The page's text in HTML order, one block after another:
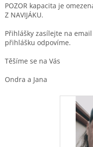
POZOR kapacita je
Z NAVIJÁKU.
Přihlášky zasílejte na
přihlášku odpovíme.
Těšíme se na Vás
Ondra a Jana